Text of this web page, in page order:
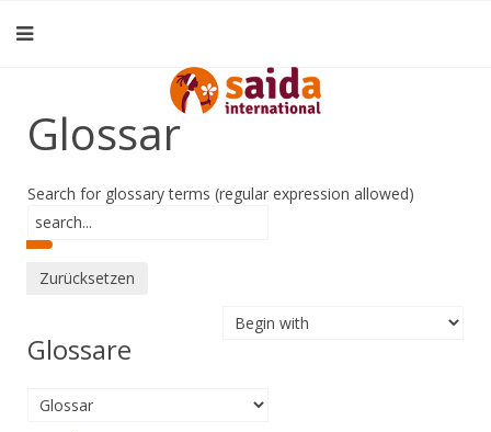
Glossar
Search for glossary terms (regular expression allowed)
Glossare